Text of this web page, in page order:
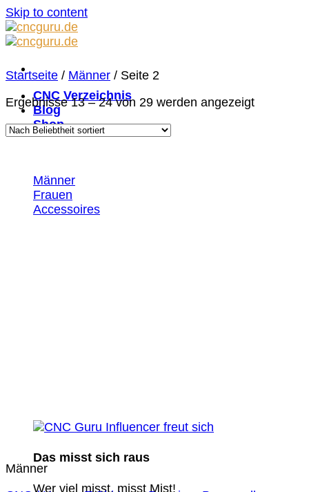
Skip to content
CNC Verzeichnis
Blog
Shop
Männer
Frauen
Accessoires
Das misst sich raus
Wer viel misst, misst Mist!
Startseite / Männer / Seite 2
Ergebnisse 13 – 24 von 29 werden angezeigt
Männer